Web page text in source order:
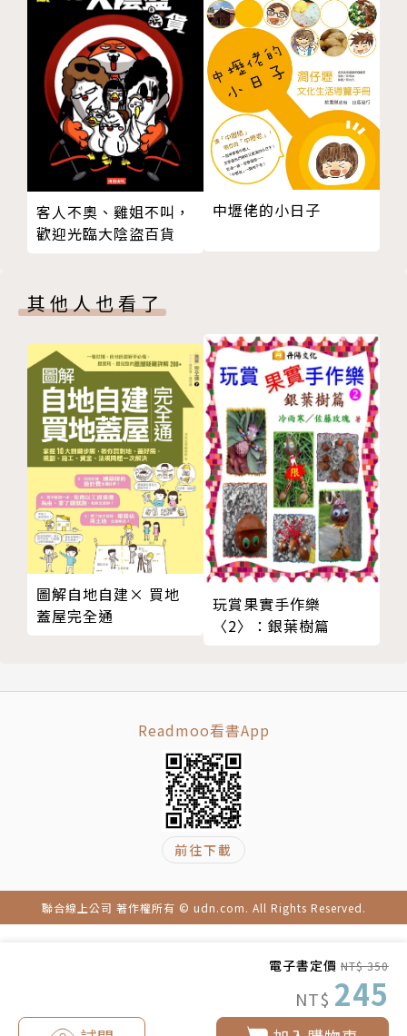
電子書定價 NT$ 350
NT$ 245
「我一直很想結婚，真命天子卻遲遲沒有出現。三十五
歲那年，在Eddie老師的建議之下，我開始配戴能夠招
來桃花運的星光粉晶，沒想到經過三個月的時間，我如
願遇見現在的先生，讓我不得不讚嘆寶石召來幸福的強
大能量！」－桃園．鄭小姐
「我只要一感冒，咳嗽至少會咳上一個月，直到在朋友
的推薦之下，求助Eddie老師，建議我在咳嗽症狀劇烈
的時候，將黑碧璽放在頸部附近，讓能量緩解症狀，這
個方法非常有效，漸漸地，即使感冒咳嗽也大概一兩天
名人推薦
創意大師 范可欽
占星專家 唐立淇
中廣流行網《人來瘋》節目主持人 黎明柔
神奇推薦(依姓氏筆劃排序)
作者介紹
Eddie
能量療癒師。提倡運用自然界的能量淨化空間、調整氣
場，並擅長借助各式寶石的能量，改善健康與運勢。
入能量探詢的領域，依憑許多科學證據來解釋能量的存
在，讓能量這個難以具象的物質，找到被重視的價值。
近年來，將心力投注在各種寶石的能量研究，並藉由許
多臨床諮詢的案例佐證，提倡寶石能量不僅能療癒身
心，更能淨化空間，有助於整體運勢的發展。著有《天
老師開辦YoYo心靈角落工作室，持續透過能量和魔
脈輪能量補充小祕方
Chapter. 2 寶石能量改善你的運勢
偏財運：黃鐵礦、水膽水晶、鈦晶、金髮晶、沸石
桃花運：星光粉晶、木化玉、菱錳礦
創業運：菊石、藍銅礦、藍晶石
考試運：青金石、月光石
貴人運：太陽石、海水藍寶
生子運：紅玉髓水晶
旅行平安運：天然紫水晶柱
心靈健康運：天青石、異極礦、琥珀
【寶石能量小學堂 Part. 2】
如何挑選適合自己的寶石？
寶石如何分辨真假？
常見的10個寶石能量Q＆A
天然紫晶洞
Chapter. 3 寶石精靈＆寶石儀式
女巫與精靈的魔法交易
我與精靈的第一次接觸
21種精靈擅長及喜愛的寶石種類
【寶石儀式】
五芒星儀式
七芒星儀式
蠟燭儀式
附錄 寶石故事
客人不奧、雞姐不叫，
歡迎光臨大陰盜百貨
中壢佬的小日子
其他人也看了
圖解自地自建× 買地
蓋屋完全通
玩賞果實手作樂
〈2〉：銀葉樹篇
Readmoo看書App
前往下載
聯合線上公司 著作權所有 © udn.com. All Rights Reserved.